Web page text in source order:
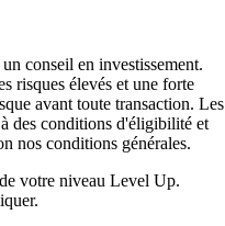
conseil en investissement.
risques élevés et une forte
avant toute transaction. Les
des conditions d'éligibilité et
nos conditions générales.
votre niveau Level Up.